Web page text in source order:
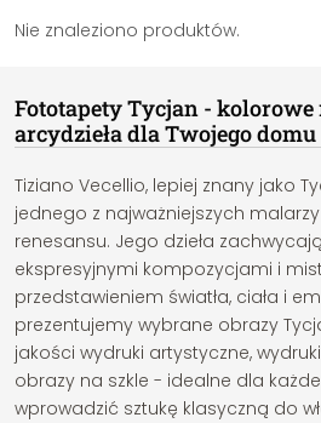
Nie znaleziono produktów.
Fototapety Tycjan - kolorowe
arcydzieła dla Twojego domu
Tiziano Vecellio, lepiej znany jako
jednego z najważniejszych
renesansu. Jego dzieła
ekspresyjnymi kompozycjami i
przedstawieniem światła, ciała i
prezentujemy wybrane obrazy
jakości wydruki artystyczne,
obrazy na szkle - idealne dla
wprowadzić sztukę klasyczną do